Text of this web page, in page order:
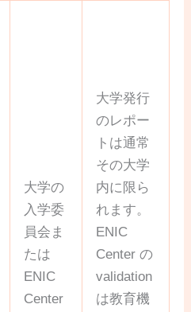
大学の
入学委
員会ま
たは
ENIC
Center
大学発行
のレポー
トは通常
その大学
内に限ら
れます。
ENIC
Center の
validation
は教育機